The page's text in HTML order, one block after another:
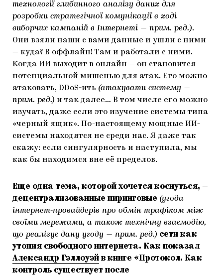
технології глибинного аналізу даних для
розробки стратегічної комунікації в ході
виборчих кампаній в Інтернеті — прим. ред.).
Они взяли наши с вами данные и ушли с ними
— куда? В оффлайн! Там и работали с ними.
Когда ИИ выходит в онлайн — он становится
потенциальной мишенью для атак. Его можно
атаковать, DDoS-ить (атакувати систему —
прим. ред.) и так далее… В том числе его можно
изучать, даже если это изучение системы типа
«черный ящик». По-настоящему мощные ИИ-
системы находятся не среди нас. Я даже так
скажу: если сингулярность и наступила, мы
как бы находимся вне её пределов.
Еще одна тема, которой хочется коснуться, —
децентрализованные пиринговые (угода
інтернет-провайдерів про обмін трафіком між
своїми мережами, а також технічну взаємодію,
що реалізує дану угоду — прим. ред.) сети как
утопия свободного интернета. Как показал
Александр Гэллоуэй в книге «Протокол. Как
контроль существует после